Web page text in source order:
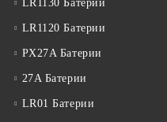
LR1130 Батерии
LR1120 Батерии
PX27A Батерии
27A Батерии
LR01 Батерии